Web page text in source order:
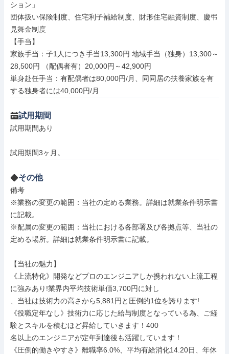
ション」
団体扱い保険制度、住宅利子補給制度、財形住宅融資制度、慶弔
見舞金制度
【手当】
家族手当：子1人につき手当13,300円 地域手当（独身）13,300～
28,500円 （配偶者有）20,000円～42,900円
単身赴任手当：有配偶者は80,000円/月、同同居の扶養家族を有
する独身者には40,000円/月
試用期間
試用期間あり
試用期間3ヶ月。
その他
備考
※業務の変更の範囲：当社の定める業務。詳細は就業条件明示書
に記載。
※配属の変更の範囲：当社における各部署及び各拠点等、当社の
定める場所。詳細は就業条件明示書に記載。
【当社の魅力】
《上流特化》開発などプロのエンジニアしか携われない上流工程
に強みあり!業界内平均技術単価3,700円に対し
、当社は技術力の高さから5,881円と圧倒的1位を誇ります!
《役職定年なし》技術力に応じた給与制度となっている為、ご経
験とスキルを積むほど昇給していきます！400
名以上のエンジニアが定年到達後も活躍しています！
《圧倒的働きやすさ》離職率6.0%、平均有給消化14.20日、年休